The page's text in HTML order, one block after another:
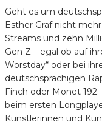
Geht es um
Esther Graf nicht
Streams und zehn
Gen Z – egal ob auf
Worstday“ oder bei
deutschsprachigen
Finch oder Monet
beim ersten
Künstlerinnen und